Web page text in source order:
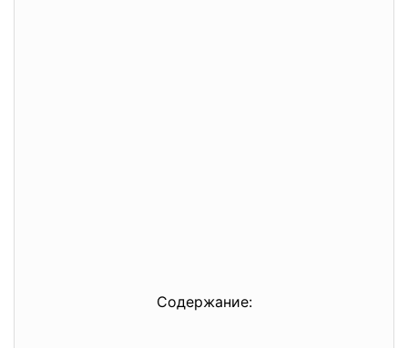
Содержание: